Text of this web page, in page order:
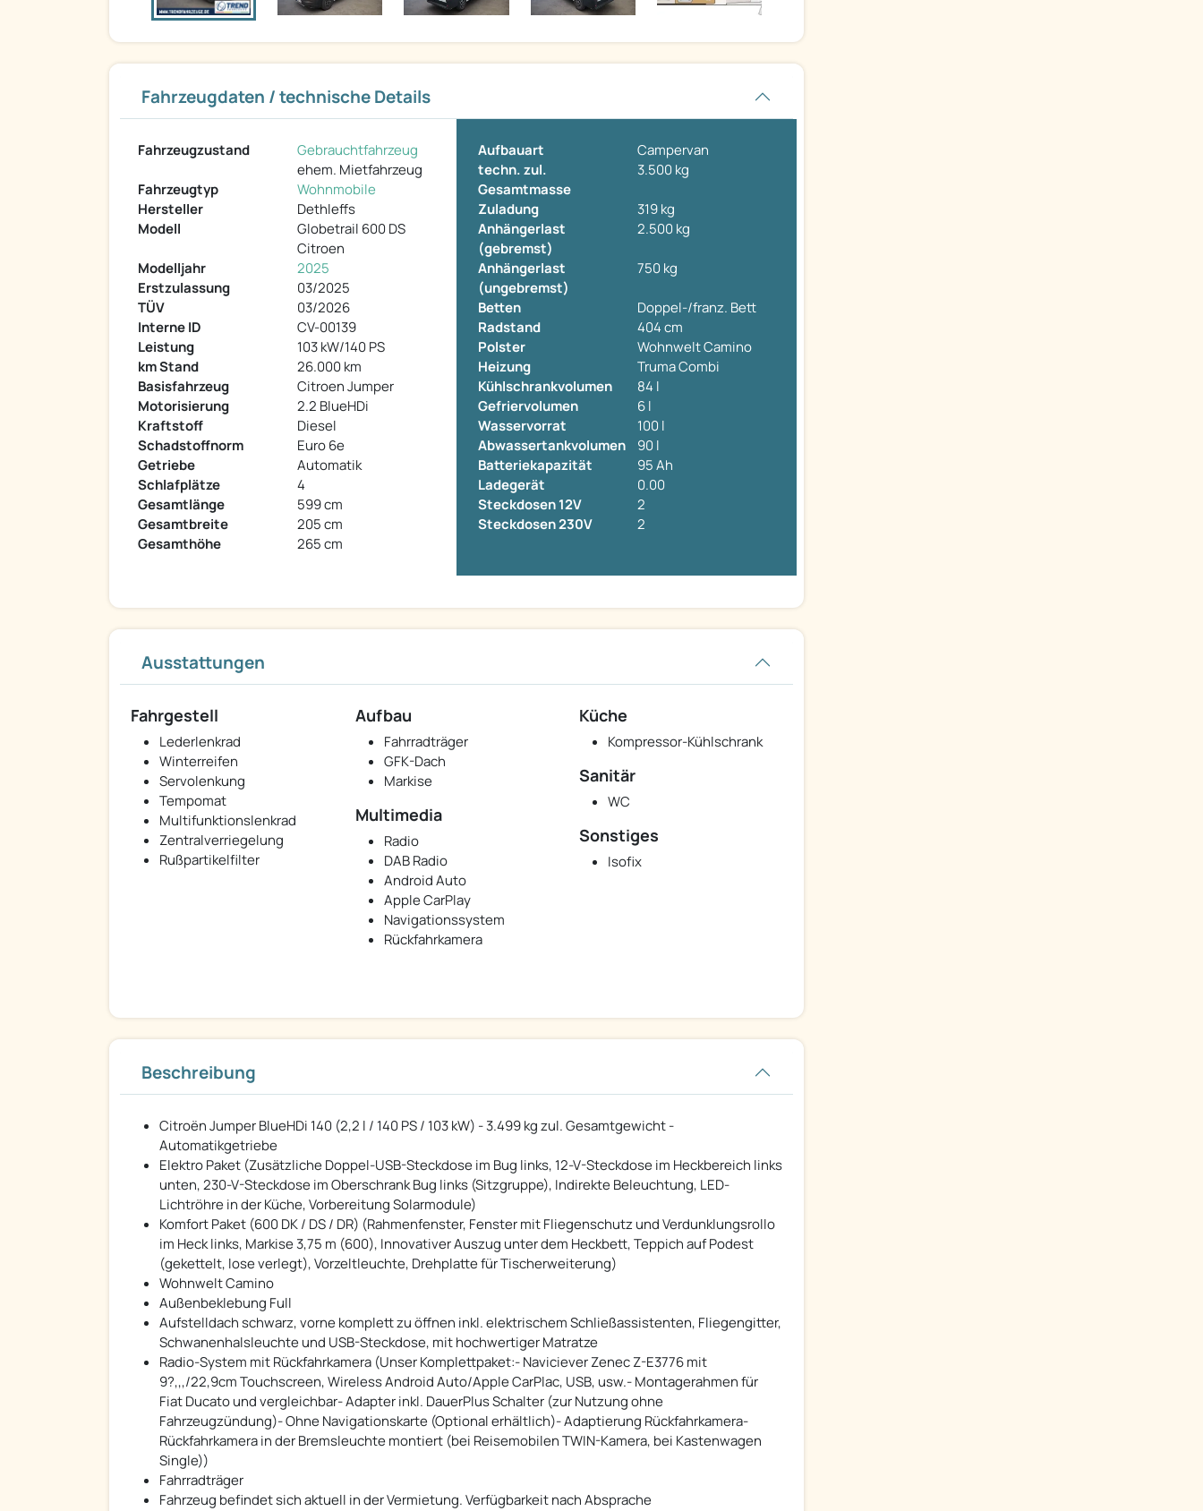
Fahrzeugdaten / technische Details
Fahrzeugzustand
Gebrauchtfahrzeug
ehem. Mietfahrzeug
Fahrzeugtyp
Wohnmobile
Hersteller
Dethleffs
Modell
Globetrail 600 DS
Citroen
Modelljahr
2025
Erstzulassung
03/2025
TÜV
03/2026
Interne ID
CV-00139
Leistung
103 kW/140 PS
km Stand
26.000 km
Basisfahrzeug
Citroen Jumper
Motorisierung
2.2 BlueHDi
Kraftstoff
Diesel
Schadstoffnorm
Euro 6e
Getriebe
Automatik
Schlafplätze
4
Gesamtlänge
599 cm
Gesamtbreite
205 cm
Gesamthöhe
265 cm
Aufbauart
Campervan
techn. zul.
Gesamtmasse
3.500 kg
Zuladung
319 kg
Anhängerlast
(gebremst)
2.500 kg
Anhängerlast
(ungebremst)
750 kg
Betten
Doppel-/franz. Bett
Radstand
404 cm
Polster
Wohnwelt Camino
Heizung
Truma Combi
Kühlschrankvolumen
84 l
Gefriervolumen
6 l
Wasservorrat
100 l
Abwassertankvolumen
90 l
Batteriekapazität
95 Ah
Ladegerät
0.00
Steckdosen 12V
2
Steckdosen 230V
2
Ausstattungen
Fahrgestell
Lederlenkrad
Winterreifen
Servolenkung
Tempomat
Multifunktionslenkrad
Zentralverriegelung
Rußpartikelfilter
Aufbau
Fahrradträger
GFK-Dach
Markise
Küche
Kompressor-Kühlschrank
Sanitär
WC
Multimedia
Radio
DAB Radio
Android Auto
Apple CarPlay
Navigationssystem
Rückfahrkamera
Sonstiges
Isofix
Beschreibung
Citroën Jumper BlueHDi 140 (2,2 l / 140 PS / 103 kW) - 3.499 kg zul. Gesamtgewicht -
Automatikgetriebe
Elektro Paket (Zusätzliche Doppel-USB-Steckdose im Bug links, 12-V-Steckdose im Heckbereich links
unten, 230-V-Steckdose im Oberschrank Bug links (Sitzgruppe), Indirekte Beleuchtung, LED-
Lichtröhre in der Küche, Vorbereitung Solarmodule)
Komfort Paket (600 DK / DS / DR) (Rahmenfenster, Fenster mit Fliegenschutz und Verdunklungsrollo
im Heck links, Markise 3,75 m (600), Innovativer Auszug unter dem Heckbett, Teppich auf Podest
(gekettelt, lose verlegt), Vorzeltleuchte, Drehplatte für Tischerweiterung)
Wohnwelt Camino
Außenbeklebung Full
Aufstelldach schwarz, vorne komplett zu öffnen inkl. elektrischem Schließassistenten, Fliegengitter,
Schwanenhalsleuchte und USB-Steckdose, mit hochwertiger Matratze
Radio-System mit Rückfahrkamera (Unser Komplettpaket:- Naviciever Zenec Z-E3776 mit
9?,,,/22,9cm Touchscreen, Wireless Android Auto/Apple CarPlac, USB, usw.- Montagerahmen für
Fiat Ducato und vergleichbar- Adapter inkl. DauerPlus Schalter (zur Nutzung ohne
Fahrzeugzündung)- Ohne Navigationskarte (Optional erhältlich)- Adaptierung Rückfahrkamera-
Rückfahrkamera in der Bremsleuchte montiert (bei Reisemobilen TWIN-Kamera, bei Kastenwagen
Single))
Fahrradträger
Fahrzeug befindet sich aktuell in der Vermietung. Verfügbarkeit nach Absprache